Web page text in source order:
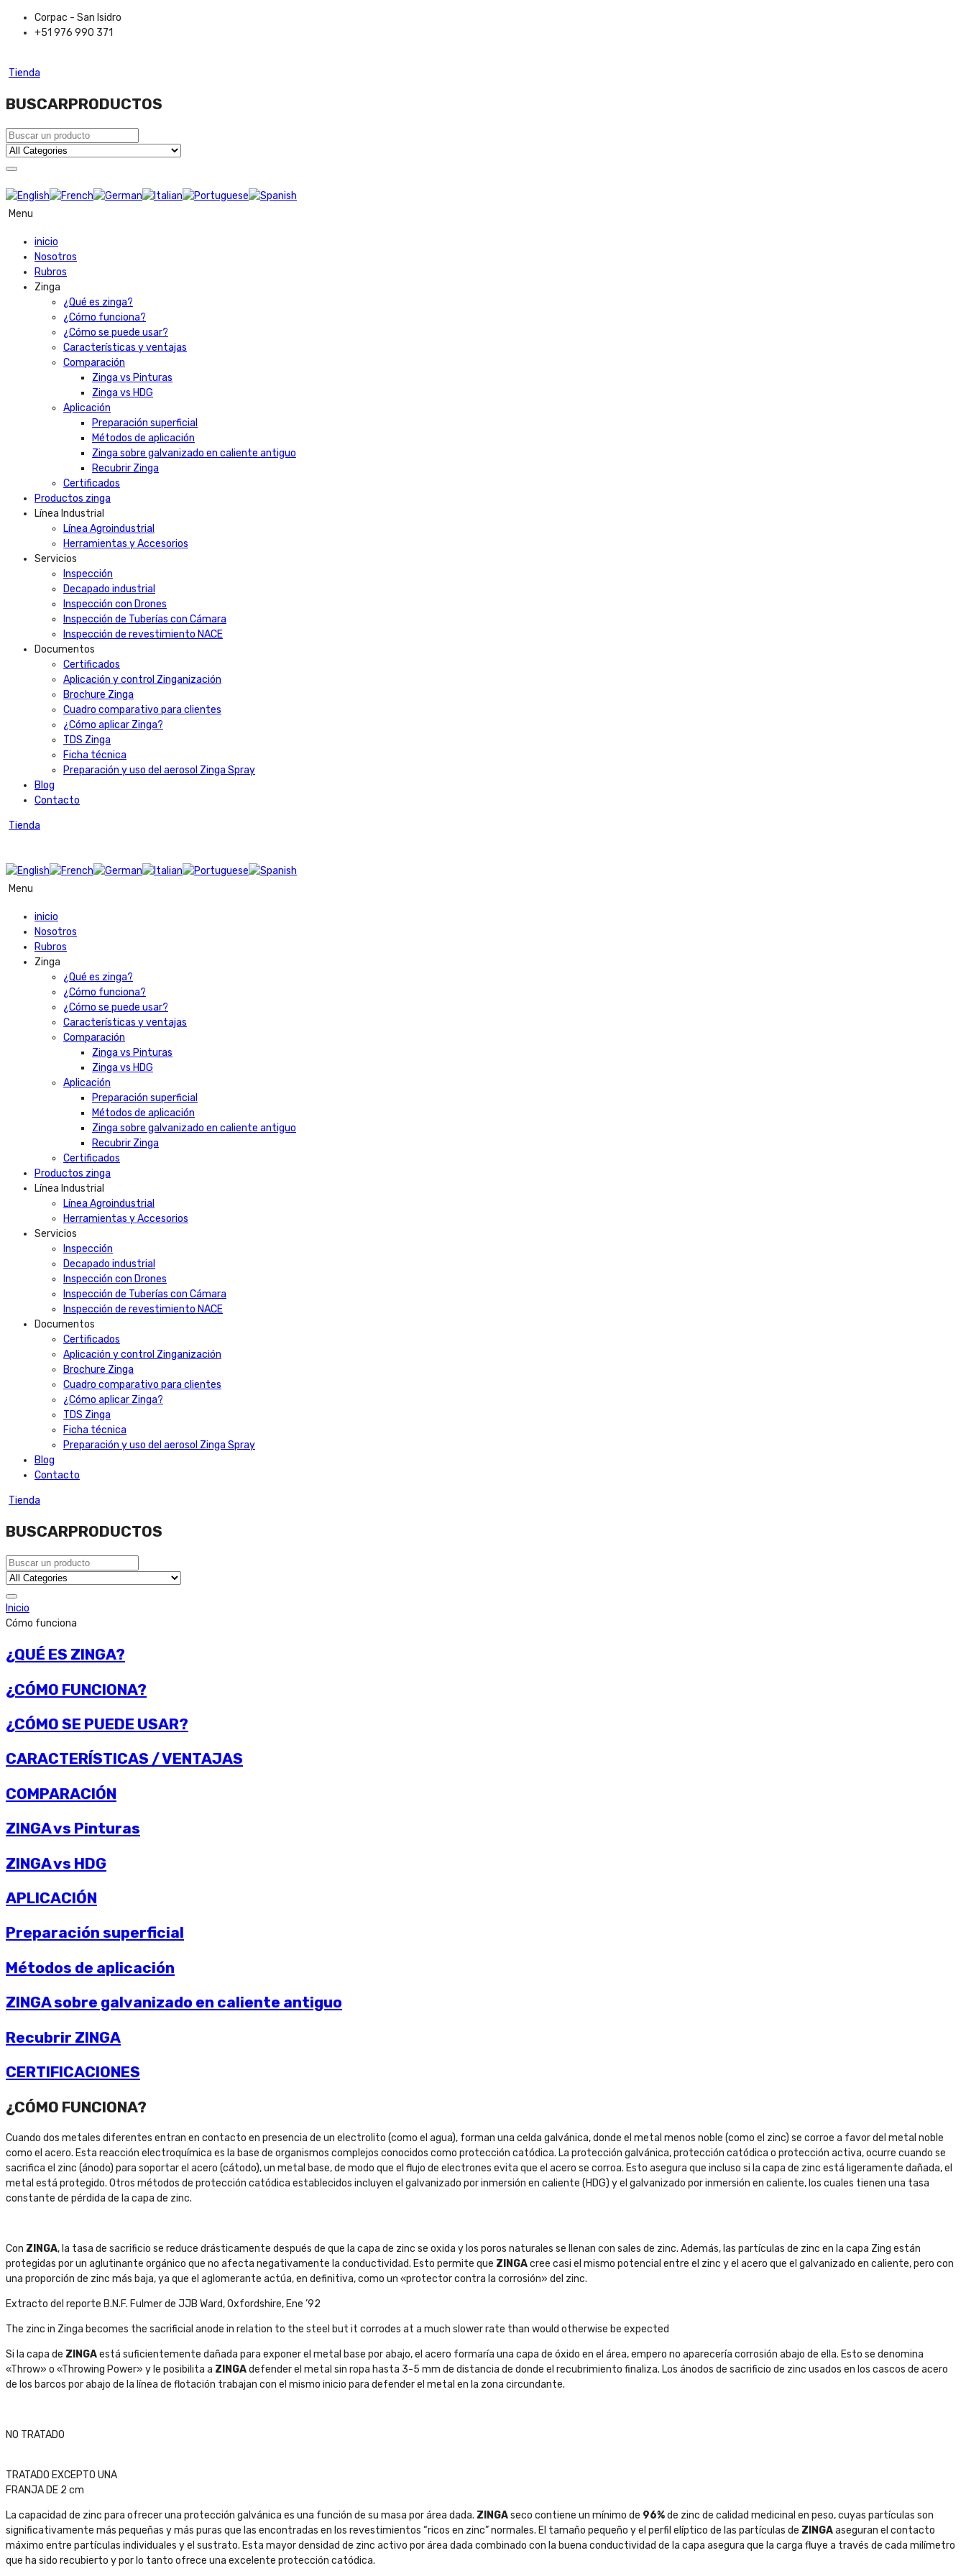
Corpac - San Isidro
+51 976 990 371
Tienda
BUSCARPRODUCTOS
Menu
inicio
Nosotros
Rubros
Zinga
¿Qué es zinga?
¿Cómo funciona?
¿Cómo se puede usar?
Características y ventajas
Comparación
Zinga vs Pinturas
Zinga vs HDG
Aplicación
Preparación superficial
Métodos de aplicación
Zinga sobre galvanizado en caliente antiguo
Recubrir Zinga
Certificados
Productos zinga
Línea Industrial
Línea Agroindustrial
Herramientas y Accesorios
Servicios
Inspección
Decapado industrial
Inspección con Drones
Inspección de Tuberías con Cámara
Inspección de revestimiento NACE
Documentos
Certificados
Aplicación y control Zinganización
Brochure Zinga
Cuadro comparativo para clientes
¿Cómo aplicar Zinga?
TDS Zinga
Ficha técnica
Preparación y uso del aerosol Zinga Spray
Blog
Contacto
Tienda
Menu
inicio
Nosotros
Rubros
Zinga
¿Qué es zinga?
¿Cómo funciona?
¿Cómo se puede usar?
Características y ventajas
Comparación
Zinga vs Pinturas
Zinga vs HDG
Aplicación
Preparación superficial
Métodos de aplicación
Zinga sobre galvanizado en caliente antiguo
Recubrir Zinga
Certificados
Productos zinga
Línea Industrial
Línea Agroindustrial
Herramientas y Accesorios
Servicios
Inspección
Decapado industrial
Inspección con Drones
Inspección de Tuberías con Cámara
Inspección de revestimiento NACE
Documentos
Certificados
Aplicación y control Zinganización
Brochure Zinga
Cuadro comparativo para clientes
¿Cómo aplicar Zinga?
TDS Zinga
Ficha técnica
Preparación y uso del aerosol Zinga Spray
Blog
Contacto
Tienda
BUSCARPRODUCTOS
Inicio
Cómo funciona
¿QUÉ ES ZINGA?
¿CÓMO FUNCIONA?
¿CÓMO SE PUEDE USAR?
CARACTERÍSTICAS / VENTAJAS
COMPARACIÓN
ZINGA vs Pinturas
ZINGA vs HDG
APLICACIÓN
Preparación superficial
Métodos de aplicación
ZINGA sobre galvanizado en caliente antiguo
Recubrir ZINGA
CERTIFICACIONES
¿CÓMO FUNCIONA?
Cuando dos metales diferentes entran en contacto en presencia de un electrolito (como el agua), forman una celda galvánica, donde el metal menos noble (como el zinc) se corroe a favor del metal noble
como el acero. Esta reacción electroquímica es la base de organismos complejos conocidos como protección catódica. La protección galvánica, protección catódica o protección activa, ocurre cuando se
sacrifica el zinc (ánodo) para soportar el acero (cátodo), un metal base, de modo que el flujo de electrones evita que el acero se corroa. Esto asegura que incluso si la capa de zinc está ligeramente dañada, el
metal está protegido. Otros métodos de protección catódica establecidos incluyen el galvanizado por inmersión en caliente (HDG) y el galvanizado por inmersión en caliente, los cuales tienen una tasa
constante de pérdida de la capa de zinc.
Con ZINGA, la tasa de sacrificio se reduce drásticamente después de que la capa de zinc se oxida y los poros naturales se llenan con sales de zinc. Además, las partículas de zinc en la capa Zing están
protegidas por un aglutinante orgánico que no afecta negativamente la conductividad. Esto permite que ZINGAcree casi el mismo potencial entre el zinc y el acero que el galvanizado en caliente, pero con
una proporción de zinc más baja, ya que el aglomerante actúa, en definitiva, como un «protector contra la corrosión» del zinc.
Extracto del reporte B.N.F. Fulmer de JJB Ward, Oxfordshire, Ene ’92
The zinc in Zinga becomes the sacrificial anode in relation to the steel but it corrodes at a much slower rate than would otherwise be expected
Si la capa de ZINGAestá suficientemente dañada para exponer el metal base por abajo, el acero formaría una capa de óxido en el área, empero no aparecería corrosión abajo de ella. Esto se denomina
«Throw» o «Throwing Power» y le posibilita a ZINGAdefender el metal sin ropa hasta 3-5 mm de distancia de donde el recubrimiento finaliza. Los ánodos de sacrificio de zinc usados en los cascos de acero
de los barcos por abajo de la línea de flotación trabajan con el mismo inicio para defender el metal en la zona circundante.
NO TRATADO
TRATADO EXCEPTO UNA
FRANJA DE 2 cm
La capacidad de zinc para ofrecer una protección galvánica es una función de su masa por área dada. ZINGAseco contiene un mínimo de 96%de zinc de calidad medicinal en peso, cuyas partículas son
significativamente más pequeñas y más puras que las encontradas en los revestimientos “ricos en zinc” normales. El tamaño pequeño y el perfil elíptico de las partículas de ZINGAaseguran el contacto
máximo entre partículas individuales y el sustrato. Esta mayor densidad de zinc activo por área dada combinado con la buena conductividad de la capa asegura que la carga fluye a través de cada milímetro
que ha sido recubierto y por lo tanto ofrece una excelente protección catódica.